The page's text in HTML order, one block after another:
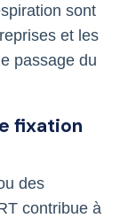
sont
et les
passage du
fixation
des
contribue à